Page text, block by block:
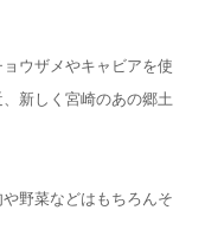
ウザメやキャビアを使
新しく宮崎のあの郷土
野菜などはもちろんそ